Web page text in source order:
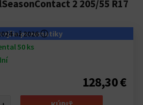
2 205/55 R17
pneumatiky
až 2026ⓘ
50 ks
128,30 €